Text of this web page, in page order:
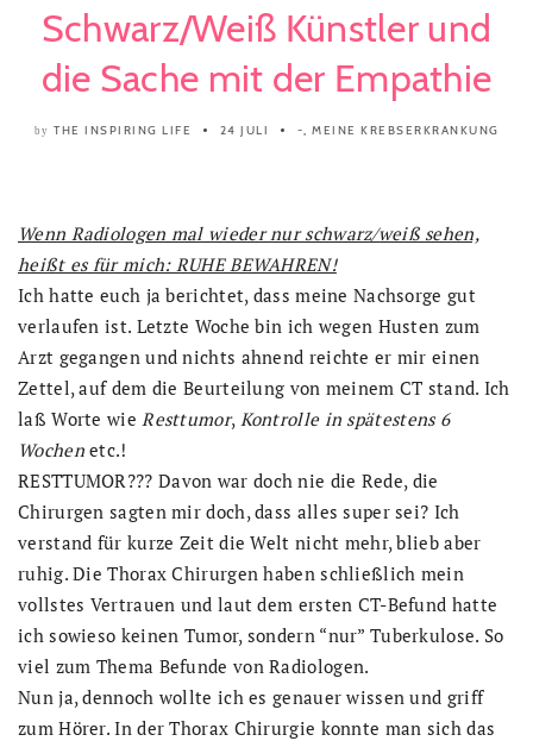
Schwarz/Weiß Künstler und
die Sache mit der Empathie
by THE INSPIRING LIFE 24 JULI -, MEINE KREBSERKRANKUNG
Wenn Radiologen mal wieder nur schwarz/weiß sehen,
heißt es für mich: RUHE BEWAHREN!
Ich hatte euch ja berichtet, dass meine Nachsorge gut
verlaufen ist. Letzte Woche bin ich wegen Husten zum
Arzt gegangen und nichts ahnend reichte er mir einen
Zettel, auf dem die Beurteilung von meinem CT stand. Ich
laß Worte wieResttumor, Kontrolle in spätestens 6
Wochenetc.!
RESTTUMOR??? Davon war doch nie die Rede, die
Chirurgen sagten mir doch, dass alles super sei? Ich
verstand für kurze Zeit die Welt nicht mehr, blieb aber
ruhig. Die Thorax Chirurgen haben schließlich mein
vollstes Vertrauen und laut dem ersten CT-Befund hatte
ich sowieso keinen Tumor, sondern “nur” Tuberkulose. So
viel zum Thema Befunde von Radiologen.
Nun ja, dennoch wollte ich es genauer wissen und griff
zum Hörer. In der Thorax Chirurgie konnte man sich das